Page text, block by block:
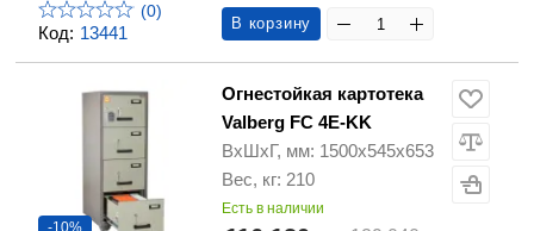
Код: 13441
(0)
В корзину
Огнестойкая картотека
Valberg FC 4Е-KK
ВхШхГ, мм: 1500х545х653
Вес, кг: 210
Есть в наличии